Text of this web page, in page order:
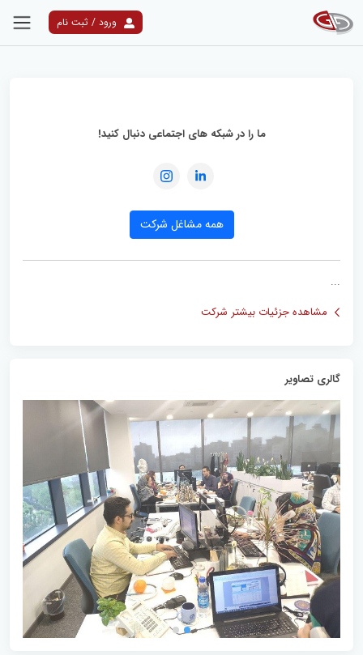
ورود / ثبت نام
ما را در شبکه های اجتماعی دنبال کنید!
همه مشاغل شرکت
...
مشاهده جزئیات بیشتر شرکت
گالری تصاویر